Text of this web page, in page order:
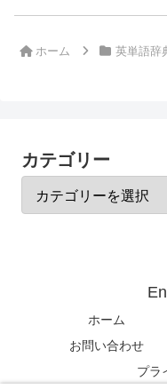
ホーム 英単語辞
カテゴリー
ホーム
お問い合わせ
プラ